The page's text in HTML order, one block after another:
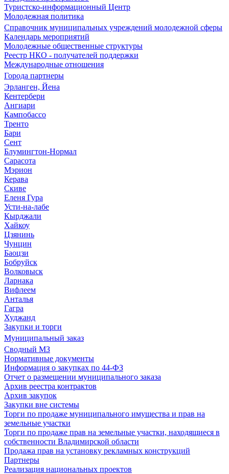
Туристско-информационный Центр
Молодежная политика
Справочник муниципальных учреждений молодежной сферы
Календарь мероприятий
Молодежные общественные структуры
Реестр НКО - получателей поддержки
Международные отношения
Города партнеры
Эрланген, Йена
Кентербери
Ангиари
Кампобассо
Тренто
Бари
Сент
Блумингтон-Нормал
Сарасота
Мэрион
Керава
Скиве
Еленя Гура
Усти-на-лабе
Кырджали
Хайкоу
Цзянинь
Чунцин
Баоцзи
Бобруйск
Волковыск
Ларнака
Вифлеем
Анталья
Гагра
Худжанд
Закупки и торги
Муниципальный заказ
Сводный МЗ
Нормативные документы
Информация о закупках по 44-ФЗ
Отчет о размещении муниципального заказа
Архив реестра контрактов
Архив закупок
Закупки вне системы
Торги по продаже муниципального имущества и прав на
земельные участки
Торги по продаже прав на земельные участки, находящиеся в
собственности Владимирской области
Продажа прав на установку рекламных конструкций
Партнеры
Реализация национальных проектов